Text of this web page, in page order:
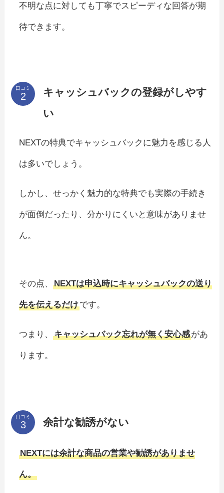
不明な点に対しても丁寧でスピーディな回答が期
待できます。
口コミ
キャッシュバックの登録がしやす
い
NEXTの特典でキャッシュバックに魅力を感じる人
は多いでしょう。
しかし、せっかく魅力的な特典でも実際の手続き
が面倒だったり、分かりにくいと意味がありませ
ん。
その点、NEXTは申込時にキャッシュバックの送り
先を伝えるだけです。
つまり、キャッシュバック忘れが無く安心感があ
ります。
口コミ 余計な勧誘がない
NEXTには余計な商品の営業や勧誘がありませ
ん。